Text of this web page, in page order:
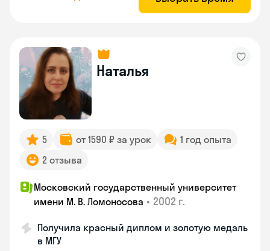
Наталья
5 от 1590 ₽ за урок
1 год опыта
2 отзыва
Московский государственный университет
имени М. В. Ломоносова • 2002 г.
Получила красный диплом и золотую медаль
в МГУ